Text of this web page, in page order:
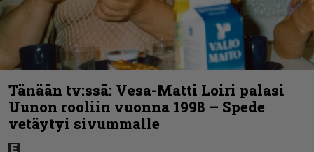
Tänään tv:ssä: Vesa-Matti Loiri palasi
Uunon rooliin vuonna 1998 – Spede
vetäytyi sivummalle